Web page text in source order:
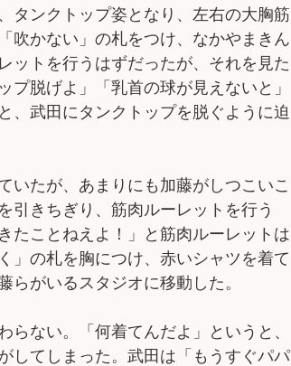
タンクトップ姿となり、左右の大胸筋
吹かない」の札をつけ、なかやまきん
ットを行うはずだったが、それを見た
プ脱げよ」「乳首の球が見えないと」
、武田にタンクトップを脱ぐように迫
いたが、あまりにも加藤がしつこいこ
引きちぎり、筋肉ルーレットを行う
たことねえよ！」と筋肉ルーレットは
」の札を胸につけ、赤いシャツを着て
らがいるスタジオに移動した。
ない。「何着てんだよ」というと、
してしまった。武田は「もうすぐパパ